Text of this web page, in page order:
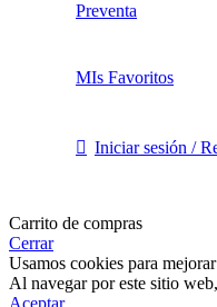
Preventa
MIs Favoritos
Iniciar sesión /
Carrito de compras
Cerrar
Usamos cookies para
Al navegar por este sitio